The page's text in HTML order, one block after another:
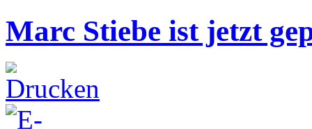
Marc Stiebe ist jetzt